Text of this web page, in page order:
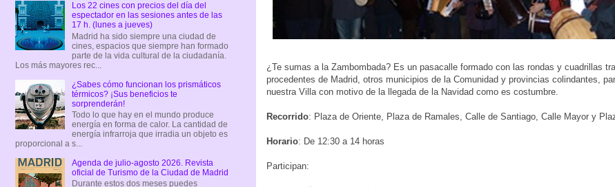
¿Te sumas a la Zambombada? Es un pasacalle formado con las rondas y cuadrillas
procedentes de Madrid, otros municipios de la Comunidad y provincias colindantes,
nuestra Villa con motivo de la llegada de la Navidad como es costumbre.
Recorrido: Plaza de Oriente, Plaza de Ramales, Calle de Santiago, Calle Mayor y
Horario: De 12:30 a 14 horas
Participan:
Los 22 cines con precios del día del
espectador en las sesiones antes de las
17 h. (lunes a jueves)
Madrid ha sido siempre una ciudad de
cines, espacios que siempre han formado
parte de la vida cultural de la ciudadanía.
Los más mayores rec...
¿Sabes cómo funcionan los prismáticos
térmicos? ¡Sus beneficios te
sorprenderán!
Todo lo que hay en el mundo produce
energía en forma de calor. La cantidad de
energía infrarroja que irradia un objeto es
proporcional a s...
Agenda de julio-agosto 2026. Revista
oficial de Turismo de la Ciudad de Madrid
Durante estos dos meses puedes